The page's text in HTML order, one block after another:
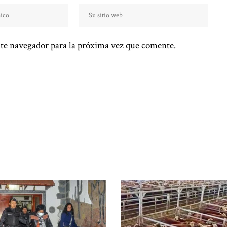
navegador para la próxima vez que comente.